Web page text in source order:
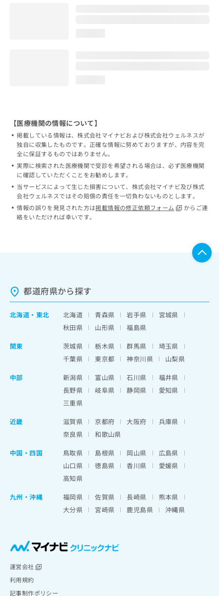
【医療機関の情報について】
掲載している情報は、株式会社マイナビおよび株式会社ウェルネスが
独自に収集したものです。正確な情報に努めておりますが、内容を完
全に保証するものではありません。
実際に検索された医療機関で受診を希望される場合は、必ず医療機関
に確認していただくことをお勧めします。
当サービスによって生じた損害について、株式会社マイナビ及び株式
会社ウェルネスではその賠償の責任を一切負わないものとします。
情報の誤りを発見された方は掲載情報の修正依頼フォーム
からご連
絡をいただければ幸いです。
都道府県から探す
北海道 ・ 東北 北海道 青森県 岩手県
宮城県
秋田県
山形県
福島県
関東
茨城県 栃木県 群馬県
埼玉県
千葉県
東京都 神奈川県
山梨県
中部
新潟県 富山県 石川県
福井県
長野県
岐阜県 静岡県
愛知県
三重県
近畿
滋賀県 京都府 大阪府
兵庫県
奈良県
和歌山県
中国・四国
鳥取県 島根県 岡山県
広島県
山口県
徳島県 香川県
愛媛県
高知県
九州・沖縄
福岡県 佐賀県 長崎県
熊本県
大分県
宮崎県 鹿児島県 沖縄県
運営会社
利用規約
記事制作ポリシー